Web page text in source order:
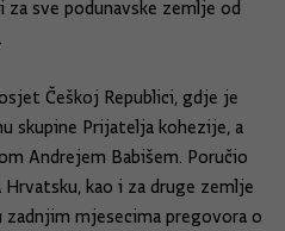
sve podunavske zemlje od
Češkoj Republici, gdje je
skupine Prijatelja kohezije, a
Andrejem Babišem. Poručio
kao i za druge zemlje
mjesecima pregovora o